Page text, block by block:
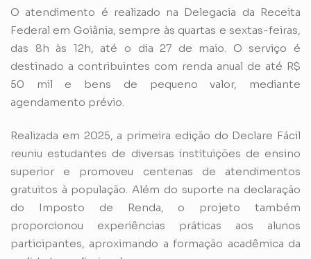
O atendimento é realizado na Delegacia da Receita
Federal em Goiânia, sempre às quartas e sextas-feiras,
das 8h às 12h, até o dia 27 de maio. O serviço é
destinado a contribuintes com renda anual de até R$
50 mil e bens de pequeno valor, mediante
agendamento prévio.
Realizada em 2025, a primeira edição do Declare Fácil
reuniu estudantes de diversas instituições de ensino
superior e promoveu centenas de atendimentos
gratuitos à população. Além do suporte na declaração
do Imposto de Renda, o projeto também
proporcionou experiências práticas aos alunos
participantes, aproximando a formação acadêmica da